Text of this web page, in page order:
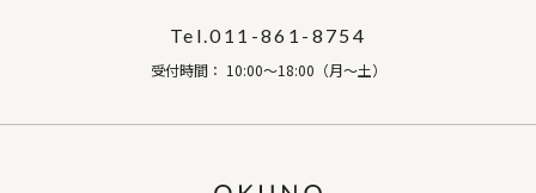
Tel.011-861-8754
受付時間： 10:00～18:00（月～土）